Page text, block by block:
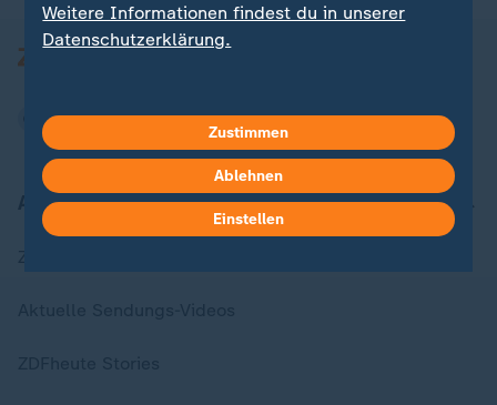
Aktuell bei ZDFheute
Weitere Informationen findest du in unserer
Datenschutzerklärung.
Zustimmen
Ablehnen
Einstellen